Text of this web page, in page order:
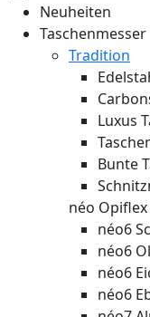
Neuheiten
Taschenmesser
Tradition
Luxus
Bunte
néo Opiflex
néo6
néo6
néo6
néo6